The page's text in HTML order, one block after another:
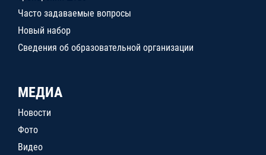
Часто задаваемые вопросы
Новый набор
Сведения об образовательной организации
МЕДИА
Новости
Фото
Видео